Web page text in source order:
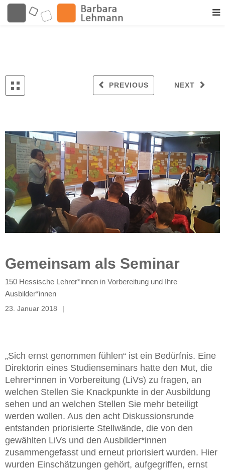
NEXT
PREVIOUS
Gemeinsam als Seminar
150 Hessische Lehrer*innen in Vorbereitung und Ihre
Ausbilder*innen
23. Januar 2018
„Sich ernst genommen fühlen“ ist ein Bedürfnis. Eine
Direktorin eines Studienseminars hatte den Mut, die
Lehrer*innen in Vorbereitung (LiVs) zu fragen, an
welchen Stellen Sie Knackpunkte in der Ausbildung
sehen und an welchen Stellen Sie mehr beteiligt
werden wollen. Aus den acht Diskussionsrunde
entstanden priorisierte Stellwände, die von den
gewählten LiVs und den Ausbilder*innen
zusammengefasst und erneut priorisiert wurden. Hier
wurden Einschätzungen gehört, aufgegriffen, ernst